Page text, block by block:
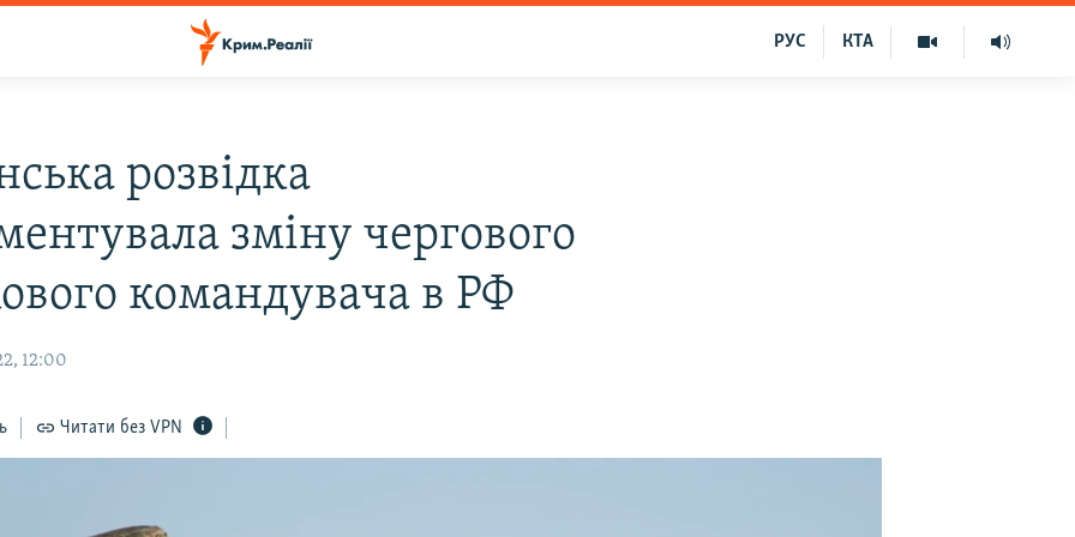
КТА
РУС
розвідка
зміну чергового
командувача в РФ
12:00
Читати без VPN